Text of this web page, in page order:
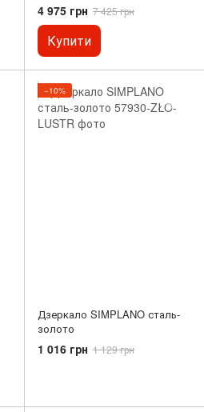
4 975 грн 7 425 грн
Купити
−10%
Дзеркало SIMPLANO сталь-
золото
1 016 грн 1 129 грн